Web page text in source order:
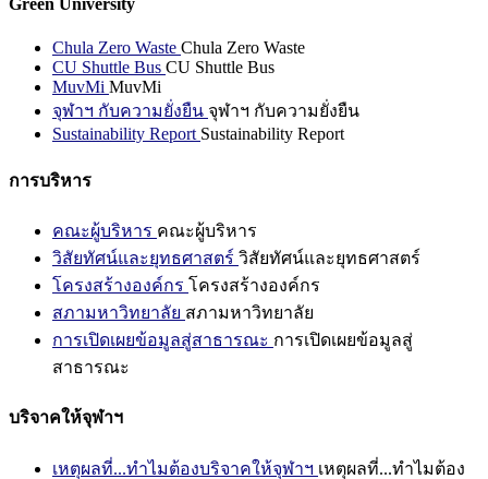
Green University
Chula Zero Waste Chula Zero Waste
CU Shuttle Bus CU Shuttle Bus
MuvMi MuvMi
จุฬาฯ กับความยั่งยืน จุฬาฯ กับความยั่งยืน
Sustainability Report Sustainability Report
การบริหาร
คณะผู้บริหาร คณะผู้บริหาร
วิสัยทัศน์และยุทธศาสตร์ วิสัยทัศน์และยุทธศาสตร์
โครงสร้างองค์กร โครงสร้างองค์กร
สภามหาวิทยาลัย สภามหาวิทยาลัย
การเปิดเผยข้อมูลสู่สาธารณะ การเปิดเผยข้อมูลสู่
สาธารณะ
บริจาคให้จุฬาฯ
เหตุผลที่...ทำไมต้องบริจาคให้จุฬาฯ เหตุผลที่...ทำไมต้อง